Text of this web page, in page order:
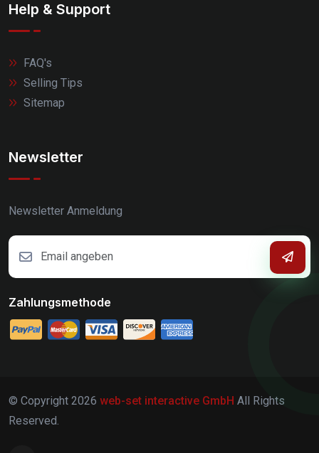
Help & Support
FAQ's
Selling Tips
Sitemap
Newsletter
Newsletter Anmeldung
Zahlungsmethode
© Copyright 2026 web-set interactive GmbH All Rights
Reserved.